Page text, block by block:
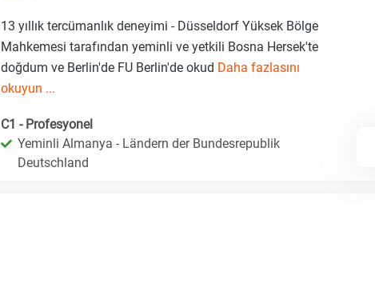
13 yıllık tercümanlık deneyimi - Düsseldorf Yüksek Bölge
Mahkemesi tarafından yeminli ve yetkili Bosna Hersek'te
doğdum ve Berlin'de FU Berlin'de okud Daha fazlasını
okuyun ...
C1 - Profesyonel
Yeminli Almanya - Ländern der Bundesrepublik
Deutschland